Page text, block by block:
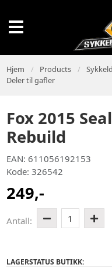
Hjem Products
Deler til gafler
Fox 2015
Rebuild
EAN: 611056192153
Kode: 326542
249,-
Antall: 1
LAGERSTATUS BUTIKK: